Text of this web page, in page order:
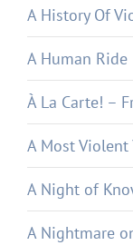
A History Of
A Human Ride
À La Carte! –
A Most Violent
A Night of
A Nightmare